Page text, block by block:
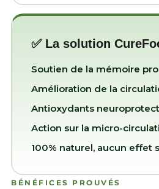
✅ La solution
Soutien de la mémoire
Amélioration de la
Antioxydants
Action sur la micro-
100% naturel, aucun effet
BÉNÉFICES PROUVÉS